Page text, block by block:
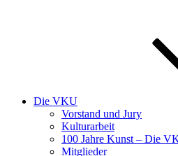
Die VKU
Vorstand und Jury
Kulturarbeit
100 Jahre Kunst – Die
Mitglieder